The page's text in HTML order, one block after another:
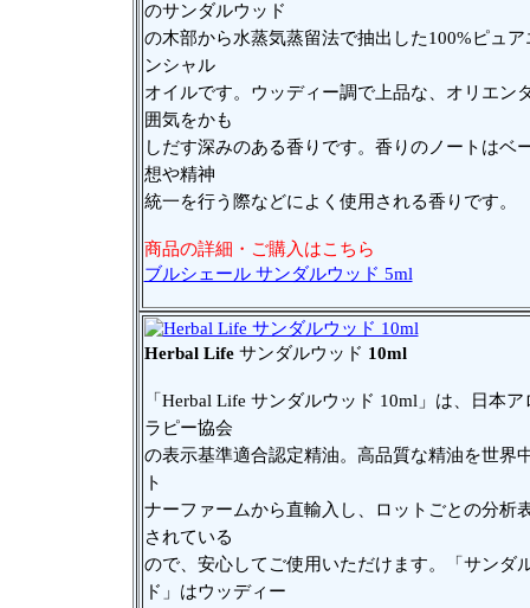
のサンダルウッド
の木部から水蒸気蒸留法で抽出した100%ピュア
ンシャル
オイルです。ウッディー調で上品な、オリエン
囲気をかも
しだす深みのある香りです。香りのノートはベ
想や精神
統一を行う際などによく使用される香りです。
商品の詳細・ご購入はこちら
ブルシェール サンダルウッド 5ml
Herbal Life サンダルウッド 10ml
「Herbal Life サンダルウッド 10ml」は、日本ア
ラピー協会
の表示基準適合認定精油。高品質な精油を世界
ト
ナーファームから直輸入し、ロットごとの分析
されている
ので、安心してご使用いただけます。「サンダ
ド」はウッディー